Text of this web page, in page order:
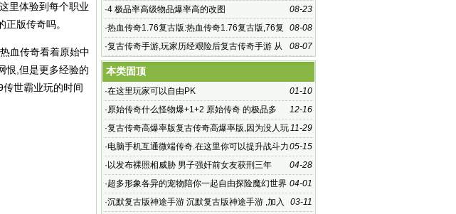
里体验到每个职业
正版传奇吗。
血传奇看着原始中
恨,但是更多经验的
世霸业玩的时间
觉得天桥2、余
08-23
·4 极品率高级物品爆率高的改图
08-08
·热血传奇1.76复古版:热血传奇1.76复古版,76复
古版曹觅松多#热血传奇:百
08-07
·复古传奇手游,玩家历经艰险后复古传奇手游 从
这里进入
本类固顶
01-10
·在这里玩家可以自由PK
12-16
·原始传奇什么怪物爆+1+2 原始传奇 的极品多
11-29
·复古传奇高爆率版复古传奇高爆率版,因为没人玩
你有再多的
05-15
·电脑手机互通微端传奇.在这里你可以提升战斗力
和千万英雄豪
04-28
· 以发布裸照相威胁 男子强奸前女友获刑三年
04-01
·超多形象各异的宠物陪你一起自由探险魔幻世界
03-11
·沉默复古版神途手游 沉默复古版神途手游 ,加入